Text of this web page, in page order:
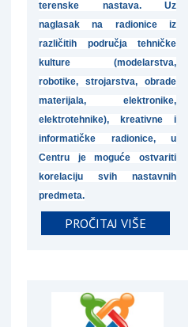
terenske nastava. Uz
naglasak na radionice iz
različitih područja tehničke
kulture (modelarstva,
robotike, strojarstva, obrade
materijala, elektronike,
elektrotehnike), kreativne i
informatičke radionice, u
Centru je moguće ostvariti
korelaciju svih nastavnih
predmeta.
PROČITAJ VIŠE